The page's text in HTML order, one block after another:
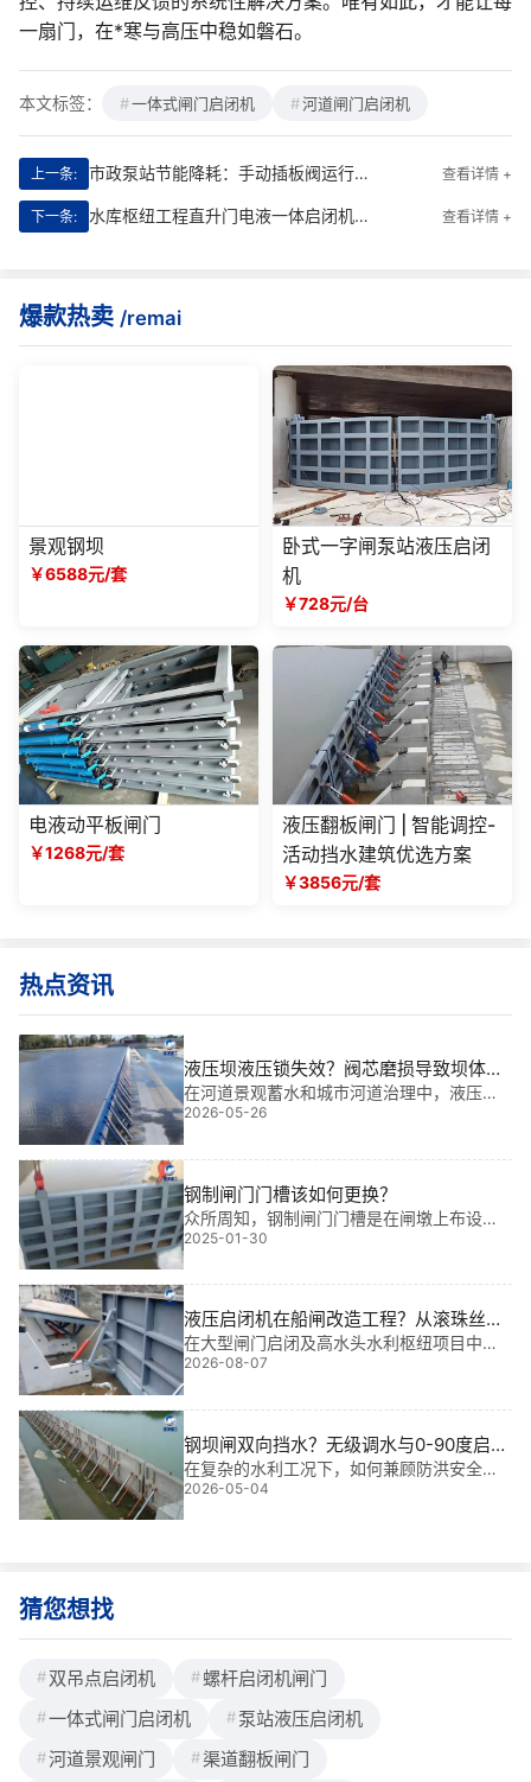
一扇门，在*寒与高压中稳如磐石。
本文标签： 一体式闸门启闭机 河道闸门启闭机
上一条: 市政泵站节能降耗：手动插板阀运行方案 查看详情 +
下一条: 水库枢纽工程直升门电液一体启闭机技术解析：**、可靠、智能的启闭解决方案 查看详情 +
爆款热卖 /remai
景观钢坝
￥6588元/套
卧式一字闸泵站液压启闭
机
￥728元/台
电液动平板闸门
￥1268元/套
液压翻板闸门 | 智能调控-
活动挡水建筑优选方案
￥3856元/套
热点资讯
液压坝液压锁失效？阀芯磨损导致坝体意
外降落的维修方法
在河道景观蓄水和城市河道治理中，液压坝
液压锁失效？阀芯磨损导致坝体意外降落是
致命隐患。基于我多年工程经验，参与过多
个大型项目，我将分享针对小型水利枢纽和
灌溉区挡水的专业维修方案。
2026-05-26
钢制闸门门槽该如何更换？
众所周知，钢制闸门门槽是在闸墩上布设的
供平板闸门放入、支承和固定的槽，简称门
槽。而门槽是闸门中相对复杂的构件，其中
包含了多种闸门的埋件，比如导轨、底槛、
止水、门楣等，其更换起来也比比较复杂，
在此，铄洋重工分旧闸门门槽拆除和钢制闸
门新门槽安装两步为您详细说明。一、钢制
闸门旧门槽拆除1、关闭相关设施：关闭
2025-01-30
液压启闭机在船闸改造工程？从滚珠丝杆
式改为液压直推式的案例
在大型闸门启闭及高水头水利枢纽项目中，
原有设备老化常带来运行不稳定问题。本文
分享将滚珠丝杆式改为液压直推式的实际经
验，服务于无人值守电站与应急泄洪系统。
2026-08-07
钢坝闸双向挡水？无级调水与0-90度启闭
的工作原理详解
在复杂的水利工况下，如何兼顾防洪安全与
生态流量调节是行业**。基于我 多年工程经
2026-05-04
猜您想找
双吊点启闭机
螺杆启闭机闸门
一体式闸门启闭机
泵站液压启闭机
河道景观闸门
渠道翻板闸门